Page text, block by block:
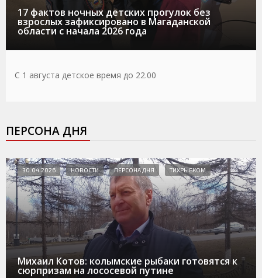
17 фактов ночных детских прогулок без
взрослых зафиксировано в Магаданской
области с начала 2026 года
С 1 августа детское время до 22.00
ПЕРСОНА ДНЯ
Михаил Котов: колымские рыбаки готовятся к
сюрпризам на лососевой путине
30.04.2026 НОВОСТИ ПЕРСОНА ДНЯ ТИХРЫБКОМ